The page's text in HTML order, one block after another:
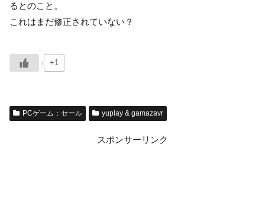
るとのこと。
これはまだ修正されていない？
+1
PCゲーム：セール yuplay & gamazavr
スポンサーリンク